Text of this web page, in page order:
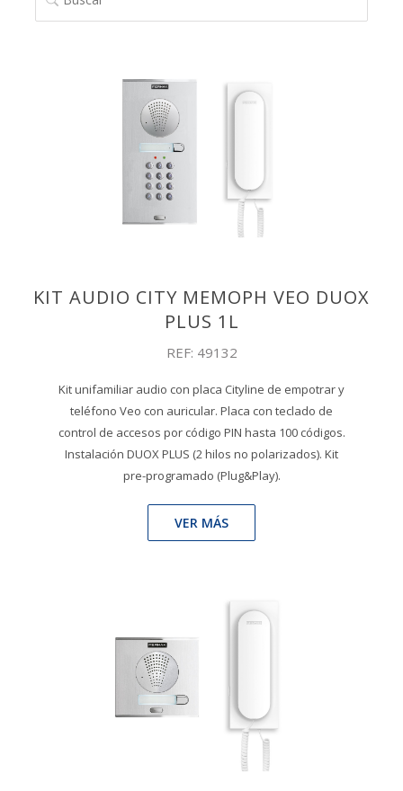
KIT AUDIO CITY MEMOPH VEO DUOX
PLUS 1L
REF: 49132
Kit unifamiliar audio con placa Cityline de empotrar y
teléfono Veo con auricular. Placa con teclado de
control de accesos por código PIN hasta 100 códigos.
Instalación DUOX PLUS (2 hilos no polarizados). Kit
pre-programado (Plug&Play).
VER MÁS